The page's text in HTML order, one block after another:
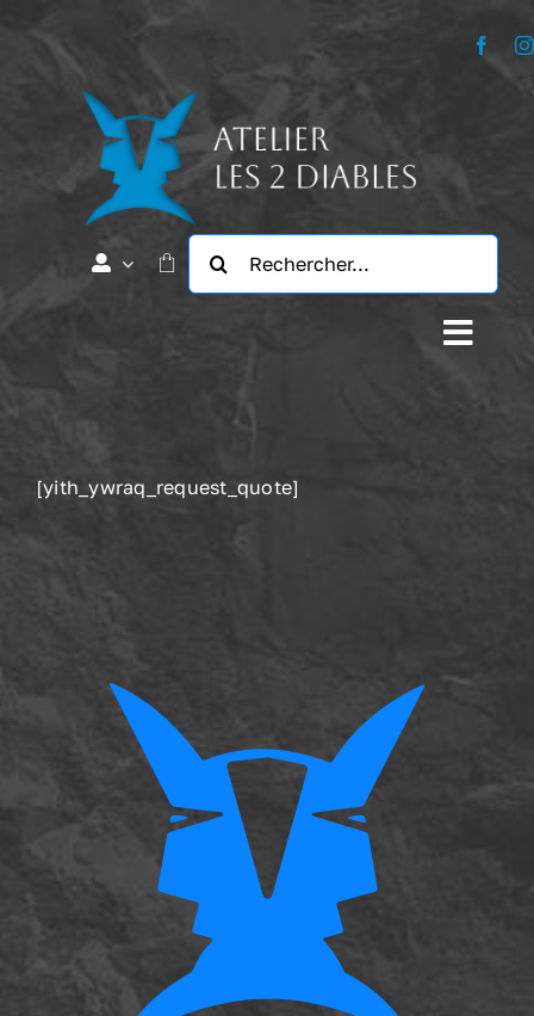
Rechercher:
Notre Histoire
Nos Univers
Galerie photos
[yith_ywraq_request_quote]